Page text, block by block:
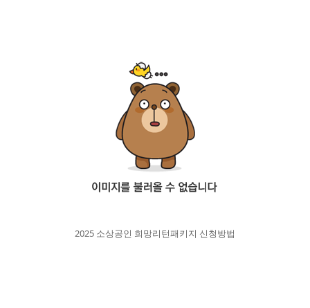
2025 소상공인 희망리턴패키지 신청방법